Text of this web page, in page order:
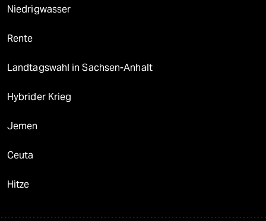
Niedrigwasser
Rente
Landtagswahl in Sachsen-Anhalt
Hybrider Krieg
Jemen
Ceuta
Hitze